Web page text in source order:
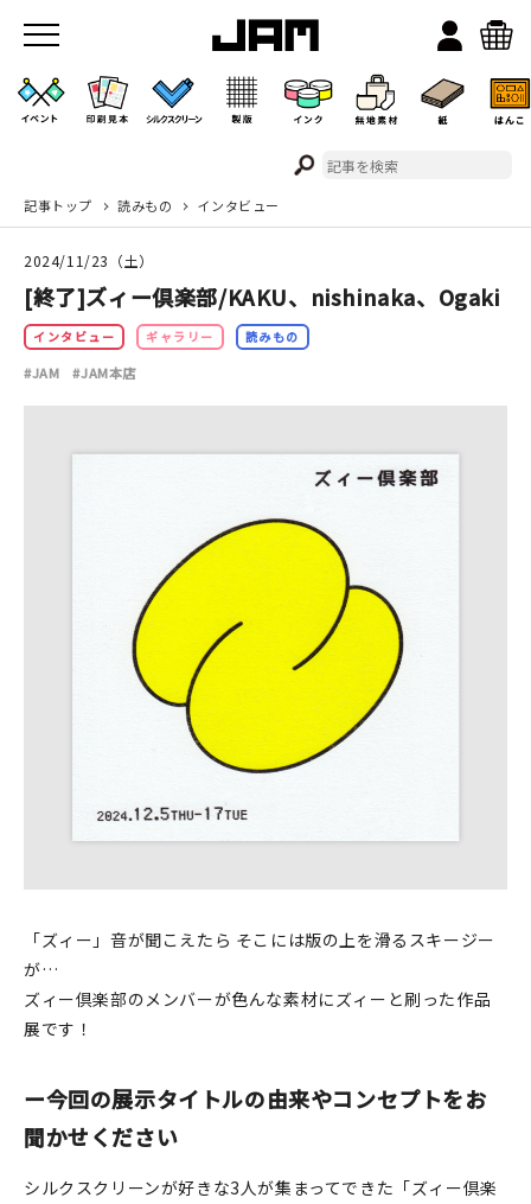
JAMのこと
お店/ワークスペース
シルクスクリーン
はんこ
JAMグッズ
在庫限り
記事トップ 読みもの インタビュー
2024/11/23（土）
[終了]ズィー倶楽部/KAKU、nishinaka、Ogaki
インタビュー ギャラリー 読みもの
#JAM #JAM本店
「ズィー」音が聞こえたら そこには版の上を滑るスキージー
が…
ズィー倶楽部のメンバーが色んな素材にズィーと刷った作品
展です！
ー今回の展示タイトルの由来やコンセプトをお
聞かせください
シルクスクリーンが好きな3人が集まってできた「ズィー倶楽